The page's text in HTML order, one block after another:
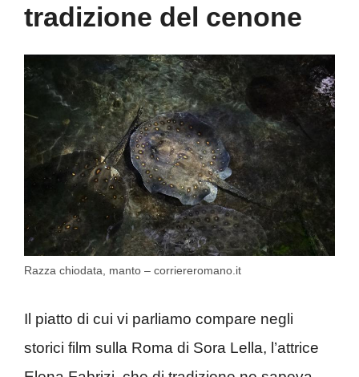
tradizione del cenone
Razza chiodata, manto – corriereromano.it
Il piatto di cui vi parliamo compare negli
storici film sulla Roma di Sora Lella, l’attrice